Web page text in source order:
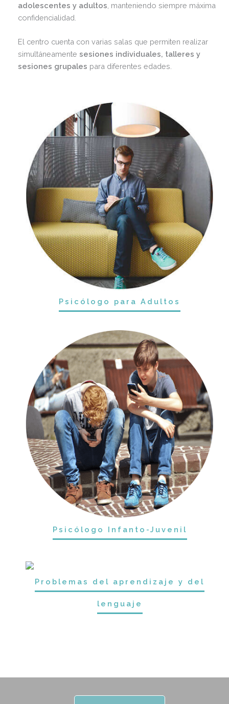
adolescentes y adultos , manteniendo siempre máxima
confidencialidad.
El centro cuenta con varias salas que permiten realizar
simultáneamente sesiones individuales, talleres y
sesiones grupales para diferentes edades.
Psicólogo para Adultos
Psicólogo Infanto-Juvenil
Problemas del aprendizaje y del
lenguaje